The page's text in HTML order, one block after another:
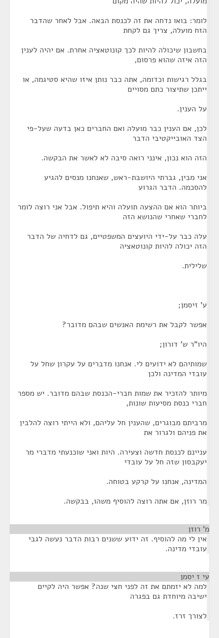
לומר: בואו נדחה את זה לכנסת הבאה. אבל לאחר שהדבר
הזח מועלה, צריך גם לקחת
בחשבון שיכולה להיות לכך קונוטאציה אחרת. אם יהיה לענין
הזה איזה שהוא פרסום,
בגלל רגישות וכדומה, אתה כבר נותן איזו שהיא סטיגמה, או
ייתכן שתיצור כתם מסויים
על הענין.
לכן, אם הענין כבר מועלה ואם החברים כאן בדעה שעל-פי
הצד האובייקטיבי הדבר
הזה הוא נכון, אינני רואה סיבה לא לאשר את הבקשה.
אני מבין, גברתי היושבת-ראש, שאנחנו מנסים להגיע
להסכמה. הדבר הגרוע
ביותר הוא אם ההצעה תועלה והיא תיפול. אבל אני רוצה לומר
לחברי שאחרי שהנושא הזה
עלה כבר על-ידי היועצים המשפטיים, גם לדחיה של הדבר
הזה יכולה להיות קונוטאציה
שלילית.
ע' זיסמן;
אפשר לקבל את רשימת האנשים שבהם מדובר?
היו"ר ש' דורון;
שמותיהם לא ידועים לי. אנחנו מדברים על עקרון שחל על
עובדי המדינה ולכן
מיותר להזכיר את שמות חברי-הכנסת שבהם מדובר. יש מספר
חברי כנסת מסיעות שונות,
מרביתם מבוגרים, שהענין חל עליהם, ולא הייתי רוצה להלבין
את פניהם ולגרור את
עניינם לכנסת חדשה וצעירה. היות ואני שוכנעתי מדברי מר
יעקבסון שזה חל על עובדי
המדינה, אנחנו על קרקע בטוחה.
מר רוזן, אם אתה רוצה להוסיף משהו, בבקשה.
מ' רוזן
אין לי מה להוסיף. זה ידוע ששנים רבות הדבר נעשה לגבי
עובדי מדינה.
עי ז יסמן
למה לא יזמתם את זה לפני חצי שנה? אפשר היה לקיים
ישיבה מיוחדת גם בפגרה
לצורך זרז.